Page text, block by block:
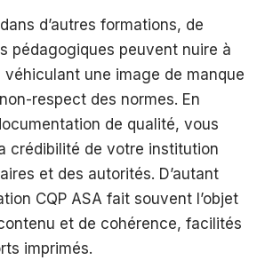
d’autres formations, de
pédagogiques peuvent nuire à
véhiculant une image de manque
respect des normes. En
de qualité, vous
crédibilité de votre institution
et des autorités. D’autant
CQP ASA fait souvent l’objet
et de cohérence, facilités
imprimés.